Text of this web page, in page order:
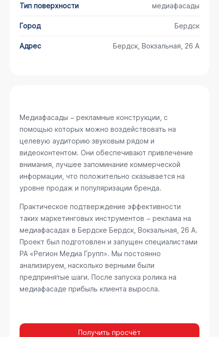
Тип поверхности медиафасады
Город Бердск
Адрес Бердск, Вокзальная, 26 А
Медиафасады − рекламные конструкции, с
помощью которых можно воздействовать на
целевую аудиторию звуковым рядом и
видеоконтентом. Они обеспечивают привлечение
внимания, лучшее запоминание коммерческой
информации, что положительно сказывается на
уровне продаж и популяризации бренда.
Практическое подтверждение эффективности
таких маркетинговых инструментов − реклама на
медиафасадах в Бердске Бердск, Вокзальная, 26 А.
Проект был подготовлен и запущен специалистами
РА «Регион Медиа Групп». Мы постоянно
анализируем, насколько верными были
предпринятые шаги. После запуска ролика на
медиафасаде прибыль клиента выросла.
Получить просчёт